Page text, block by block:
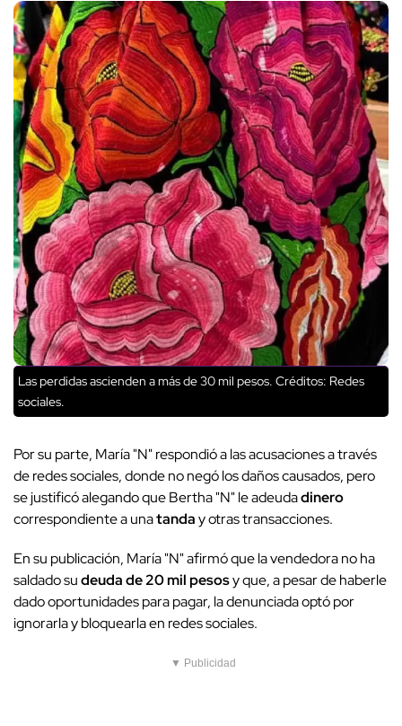
Las perdidas ascienden a más de 30 mil pesos. Créditos: Redes
sociales.
Por su parte, María "N" respondió a las acusaciones a través
de redes sociales, donde no negó los daños causados, pero
se justificó alegando que Bertha "N" le adeudadinero
correspondiente a unatanday otras transacciones.
En su publicación, María "N" afirmó que la vendedora no ha
saldado sudeuda de 20 mil pesosy que, a pesar de haberle
dado oportunidades para pagar, la denunciada optó por
ignorarla y bloquearla en redes sociales.
▼ Publicidad